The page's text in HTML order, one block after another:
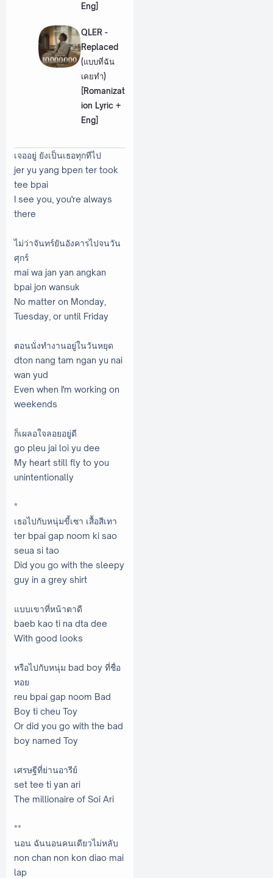
Eng]
QLER -
Replaced
(แบบที่ฉัน
เคยทำ)
[Romanizat
ion Lyric +
Eng]
เจออยู่ ยังเป็นเธอทุกทีไป
jer yu yang bpen ter took
tee bpai
I see you, you're always
there
ไม่ว่าจันทร์ยันอังคารไปจนวัน
ศุกร์
mai wa jan yan angkan
bpai jon wansuk
No matter on Monday,
Tuesday, or until Friday
ตอนนั่งทำงานอยู่ในวันหยุด
dton nang tam ngan yu nai
wan yud
Even when I'm working on
weekends
ก็เผลอใจลอยอยู่ดี
go pleu jai loi yu dee
My heart still fly to you
unintentionally
*
เธอไปกับหนุ่มขี้เซา เสื้อสีเทา
ter bpai gap noom ki sao
seua si tao
Did you go with the sleepy
guy in a grey shirt
แบบเขาที่หน้าตาดี
baeb kao ti na dta dee
With good looks
หรือไปกับหนุ่ม bad boy ที่ชื่อ
ทอย
reu bpai gap noom Bad
Boy ti cheu Toy
Or did you go with the bad
boy named Toy
เศรษฐีที่ย่านอารีย์
set tee ti yan ari
The millionaire of Soi Ari
**
นอน ฉันนอนคนเดียวไม่หลับ
non chan non kon diao mai
lap